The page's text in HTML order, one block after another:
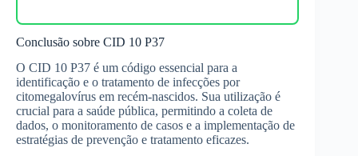
Conclusão sobre CID 10 P37
O CID 10 P37 é um código essencial para a
identificação e o tratamento de infecções por
citomegalovírus em recém-nascidos. Sua utilização é
crucial para a saúde pública, permitindo a coleta de
dados, o monitoramento de casos e a implementação de
estratégias de prevenção e tratamento eficazes.